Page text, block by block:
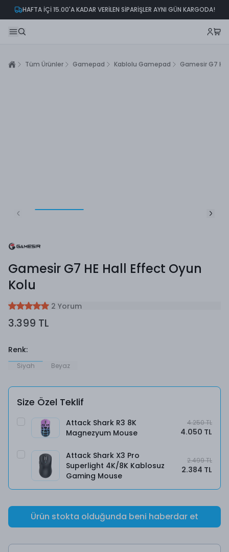
HAFTA İÇİ 15.00'A KADAR VERİLEN SİPARİŞLER AYNI GÜN KARGODA!
Tüm Ürünler Gamepad Kablolu Gamepad Gamesir G7
Gamesir G7 HE Hall Effect Oyun
Kolu
2 Yorum
3.399 TL
Renk:
Siyah Beyaz
Size Özel Teklif
Attack Shark R3 8K
Magnezyum Mouse
4.250 TL
4.050 TL
Attack Shark X3 Pro
Superlight 4K/8K Kablosuz
Gaming Mouse
2.499 TL
2.384 TL
Ürün stokta olduğunda beni haberdar et